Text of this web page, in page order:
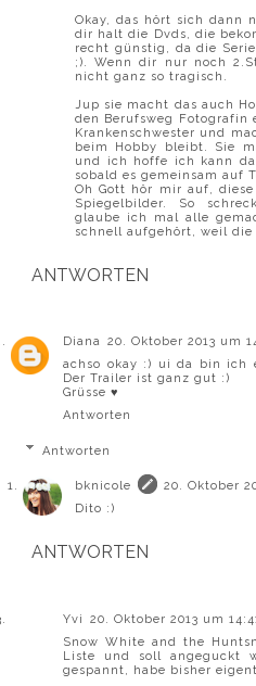
Okay, das hört sich dann
dir halt die Dvds, die
recht günstig, da die
;). Wenn dir nur noch
nicht ganz so tragisch.
Jup sie macht das auch
den Berufsweg Fotografin
Krankenschwester und
beim Hobby bleibt. Sie
und ich hoffe ich kann
sobald es gemeinsam auf
Oh Gott hör mir auf,
Spiegelbilder. So
glaube ich mal alle
schnell aufgehört, weil
ANTWORTEN
Diana 20. Oktober 2013 um
achso okay :) ui da bin ich
Der Trailer ist ganz gut :)
Grüsse ♥
Antworten
Antworten
bknicole
20. Oktober
Dito :)
ANTWORTEN
Yvi
20. Oktober 2013 um
Snow White and the
Liste und soll angeguckt
gespannt, habe bisher